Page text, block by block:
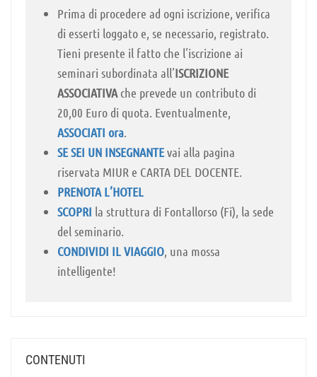
Prima di procedere ad ogni iscrizione, verifica
di esserti loggato e, se necessario, registrato.
Tieni presente il fatto che l’iscrizione ai
seminari subordinata all’ISCRIZIONE
ASSOCIATIVAche prevede un contributo di
20,00 Euro di quota. Eventualmente,
ASSOCIATI ora.
SE SEI UN INSEGNANTEvai alla pagina
riservata MIUR e CARTA DEL DOCENTE.
PRENOTA L’HOTEL
SCOPRI la struttura di Fontallorso (Fi), la sede
del seminario.
CONDIVIDI IL VIAGGIO, una mossa
intelligente!
CONTENUTI